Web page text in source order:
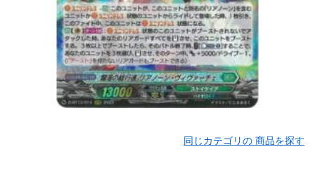
同じカテゴリの 商品を探す